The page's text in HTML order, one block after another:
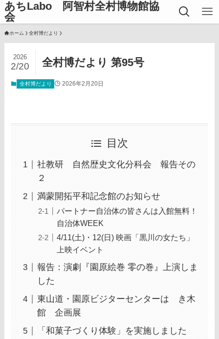
あちLabo 阿智村全村博物館協
会
ホーム 全村博だより
全村博だより 第95号
2026
2/20
全村博だより 2026年2月20日
目次
社教研 自然歴史文化分科会 報告その
２
満蒙開拓平和記念館のお知らせ
パートナー自治体の皆さんは入館無料！
自治体WEEK
4/11(土)・12(日) 映画「黒川の女たち」
上映イベント
報告：演劇『園原絵巻 零の巻』上演しま
した
東山道・園原ビジターセンターはゝき木
館 企画展
「和菓子づくり体験」を実施しました